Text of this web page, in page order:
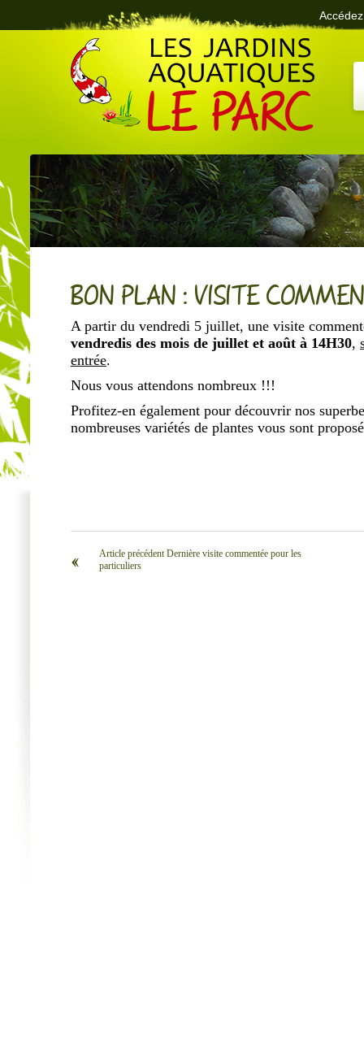
BON PLAN : VISITE
A partir du vendredi 5 juillet, une visite
vendredis des mois de juillet et août à 14H30,
entrée.
Nous vous attendons nombreux !!!
Profitez-en également pour découvrir nos
nombreuses variétés de plantes vous sont
‹‹
Article précédent Dernière visite commentée pour les
particuliers